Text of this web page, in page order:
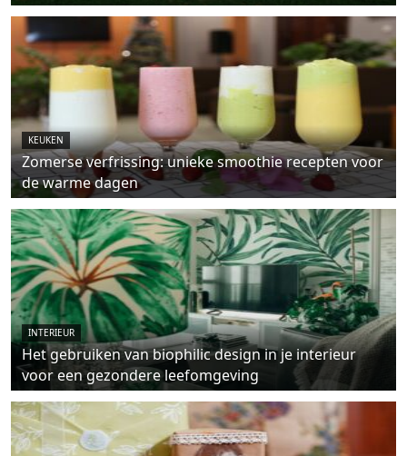
KEUKEN
Zomerse verfrissing: unieke smoothie recepten voor
de warme dagen
INTERIEUR
Het gebruiken van biophilic design in je interieur
voor een gezondere leefomgeving